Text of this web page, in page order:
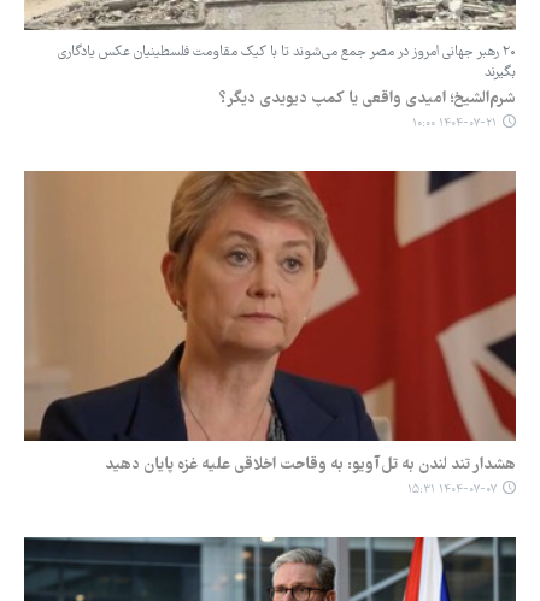
۲۰ رهبر جهانی امروز در مصر جمع می‌شوند تا با کیک مقاومت فلسطینیان عکس یادگاری
بگیرند
شرم‌الشیخ؛ امیدی واقعی یا کمپ دیویدی دیگر؟
۱۴۰۴-۰۷-۲۱ ۱۰:۰۰
هشدار تند لندن به تل‌آویو: به وقاحت اخلاقی علیه غزه پایان دهید
۱۴۰۴-۰۷-۰۷ ۱۵:۳۱